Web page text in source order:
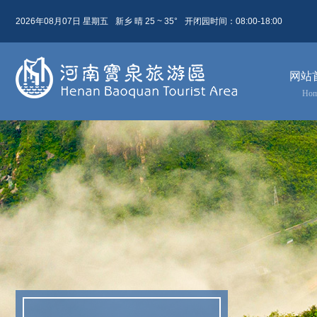
2026年08月07日 星期五 新乡 晴 25 ~ 35°
今天( 星期五)
25 ~ 35
晴
东北风 2级
明天( 星期六)
22 ~ 31
小雨
东北风 4级
后天( 星期日)
23 ~ 31
晴
东北风 3级
开闭园时间：08:00-18:00
网站